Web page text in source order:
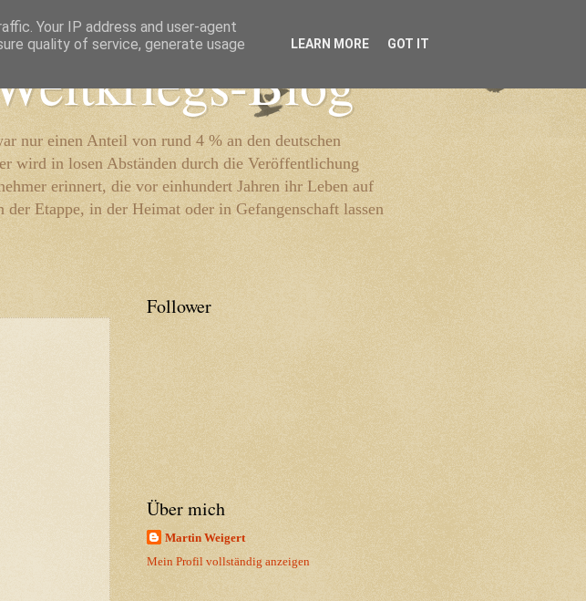
Blog
nur einen Anteil von rund 4 % an den deutschen
wird in losen Abständen durch die Veröffentlichung
erinnert, die vor einhundert Jahren ihr Leben auf
Etappe, in der Heimat oder in Gefangenschaft lassen
Follower
Über mich
Martin Weigert
Mein Profil vollständig anzeigen
Your IP address and user-agent
quality of service, generate usage
LEARN MORE GOT IT